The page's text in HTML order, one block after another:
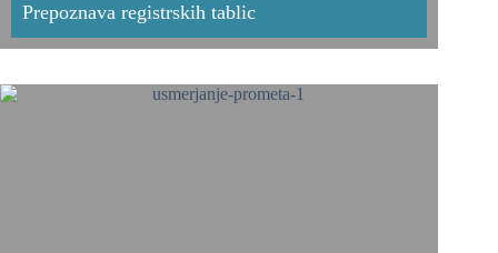
Prepoznava registrskih tablic